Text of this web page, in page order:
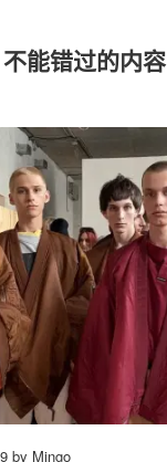
不能错过的内容
by Mingo